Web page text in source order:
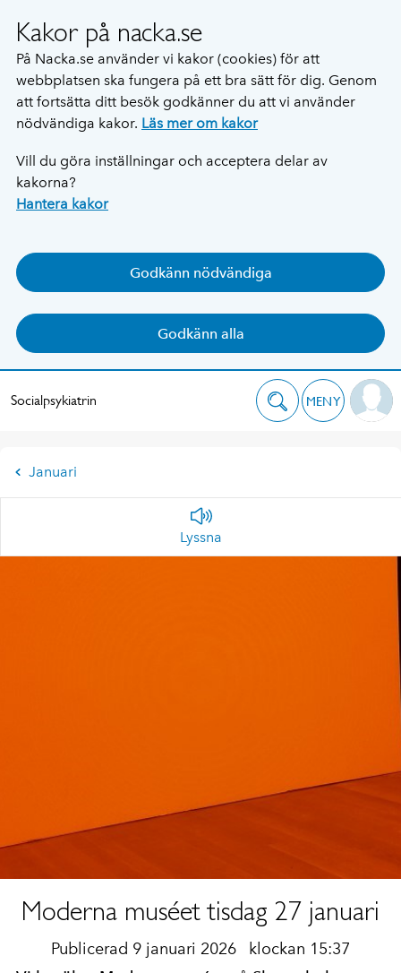
Kakor på nacka.se
På Nacka.se använder vi kakor (cookies) för att
webbplatsen ska fungera på ett bra sätt för dig. Genom
att fortsätta ditt besök godkänner du att vi använder
nödvändiga kakor. Läs mer om kakor
Vill du göra inställningar och acceptera delar av
kakorna?
Hantera kakor
Godkänn nödvändiga
Godkänn alla
Socialpsykiatrin MENY
Januari
Lyssna
Moderna muséet tisdag 27 januari
Publicerad 9 januari 2026 klockan 15:37